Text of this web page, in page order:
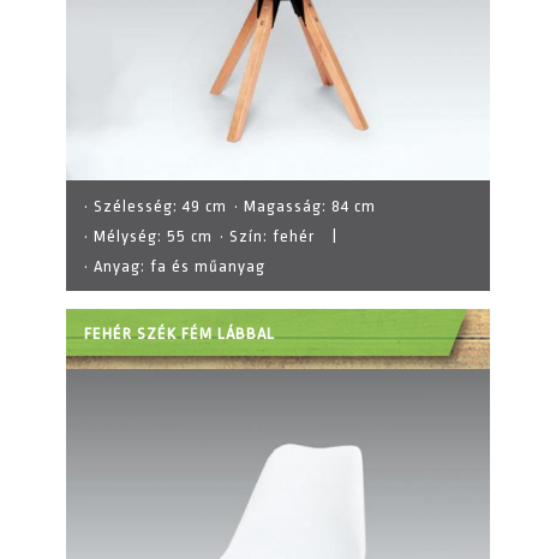
· Szélesség:49 cm · Magasság: 84 cm
· Mélység: 55 cm · Szín: fehér
· Anyag: fa és műanyag
FEHÉR SZÉK FÉM LÁBBAL